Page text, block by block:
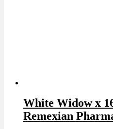
White Widow x
Remexian